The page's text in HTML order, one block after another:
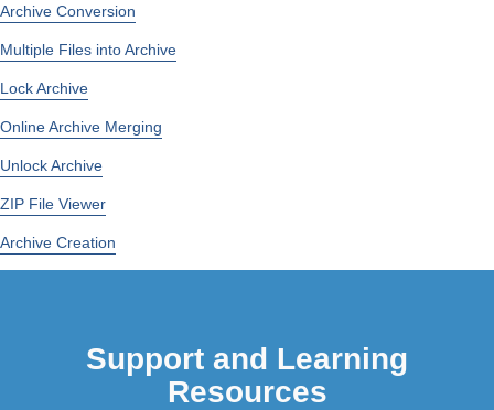
Archive Сonversion
Multiple Files into Archive
Lock Archive
Online Archive Merging
Unlock Archive
ZIP File Viewer
Archive Сreation
Support and Learning
Resources